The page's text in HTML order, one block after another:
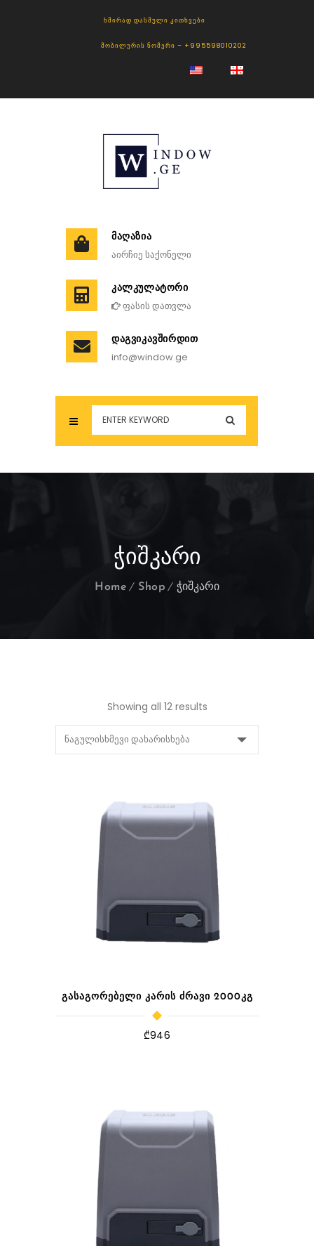
ᲮᲨᲘᲠᲐᲓ ᲓᲐᲡᲛᲣᲚᲘ ᲙᲘᲗᲮᲕᲔᲑᲘ
ᲛᲝᲑᲘᲚᲣᲠᲘᲡ ᲜᲝᲛᲔᲠᲘ – +995598010202
ᲛᲐᲦᲐᲖᲘᲐ
აირჩიე საქონელი
ᲙᲐᲚᲙᲣᲚᲐᲢᲝᲠᲘ
ფასის დათვლა
ᲓᲐᲒᲕᲘᲙᲐᲕᲨᲘᲠᲓᲘᲗ
info@window.ge
ᲭᲘᲨᲙᲐᲠᲘ
Home Shop ჭიშკარი
Showing all 12 results
ᲒᲐᲡᲐᲒᲝᲠᲔᲑᲔᲚᲘ ᲙᲐᲠᲘᲡ ᲫᲠᲐᲕᲘ 2000ᲙᲒ
₾946